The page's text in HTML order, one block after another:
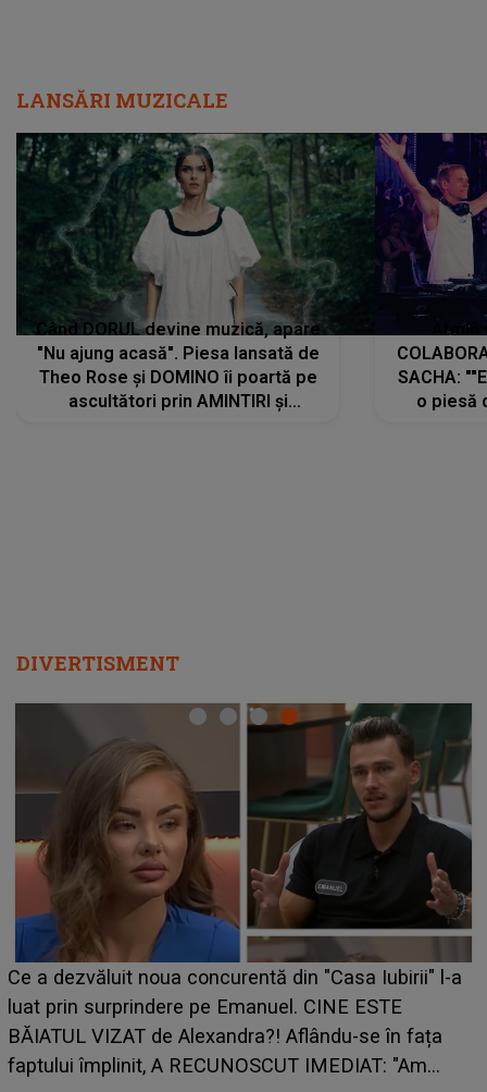
LANSĂRI MUZICALE
Când DORUL devine muzică, apare
"Nu ajung acasă". Piesa lansată de
Theo Rose și DOMINO îi poartă pe
ascultători prin AMINTIRI și
SACHA:
o piesă
DIVERTISMENT
Iubirii" l-a
în fața
"Am
HOROSCOP de weekend, 8-9 august
care riscă să rămână fără bani. O decizie
grabă îi aduce pierderi semnificative și îi
planurile peste cap